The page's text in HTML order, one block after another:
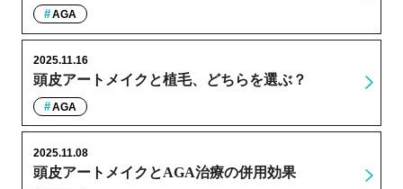
AGA
頭皮アートメイクと植毛、どちらを選ぶ？
2025.11.16
AGA
頭皮アートメイクとAGA治療の併用効果
2025.11.08